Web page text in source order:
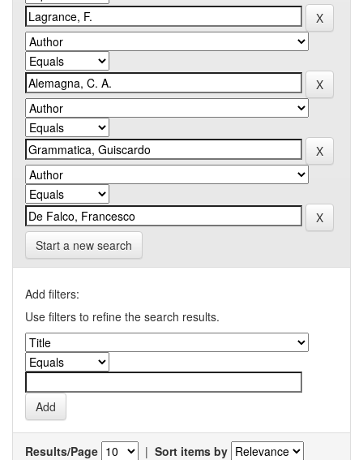
Start a new search
Add filters:
Use filters to refine the search results.
Results/Page | Sort items by